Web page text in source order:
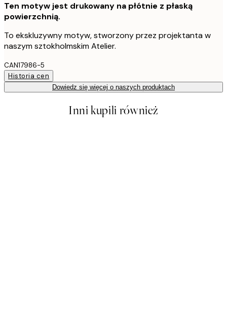
Ten motyw jest drukowany na płótnie z płaską
powierzchnią.
To ekskluzywny motyw, stworzony przez projektanta w
naszym sztokholmskim Atelier.
CAN17986-5
Historia cen
Dowiedz się więcej o naszych produktach
Inni kupili również